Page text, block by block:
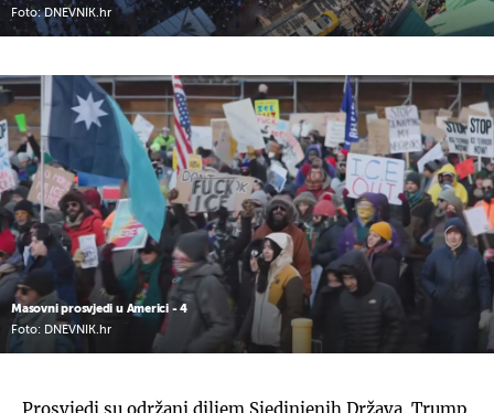
Foto: DNEVNIK.hr
Masovni prosvjedi u Americi - 4
Foto: DNEVNIK.hr
Prosvjedi su održani diljem Sjedinjenih Država. Trump